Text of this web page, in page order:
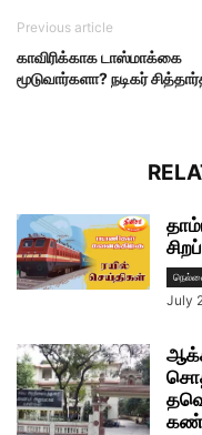
Previous article
காவிரிக்காக டாஸ்மாக்கை
மூடுவார்களா? நடிகர்
July